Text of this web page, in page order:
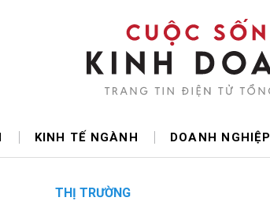
KINH TẾ NGÀNH DOANH NGHIỆP
THỊ TRƯỜNG